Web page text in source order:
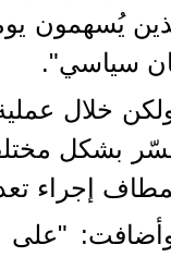
يُسهمون
سياسي".
خلال
بشكل
إجراء
"على